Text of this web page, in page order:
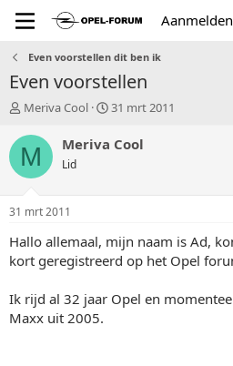
Aanmelden
Even voorstellen dit ben ik
Even voorstellen
T
p
i
a
r
e
Meriva Cool
S
a
u
m
31 mrt 2011
M Meriva Cool
Lid
31 mrt 2011
Hallo allemaal, mijn naam is Ad,
kort geregistreerd op het Opel
Ik rijd al 32 jaar Opel en
Maxx uit 2005.